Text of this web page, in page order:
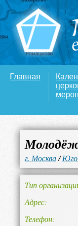
Главная
г. Москва/
Тип
Адрес
Телефон